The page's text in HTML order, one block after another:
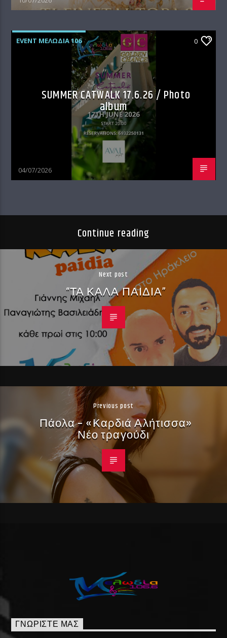
EVENT ΜΕΛΩΔΊΑ 106 0
SUMMER CATWALK 17.6.26 / Photo
album
04/07/2026
Continue reading
Next post
“ΤΑ ΚΑΛΑ ΠΑΙΔΙΑ”
Previous post
Πάολα – «Καρδιά Αλήτισσα»
Νέο τραγούδι
ΓΝΩΡΊΣΤΕ ΜΑΣ